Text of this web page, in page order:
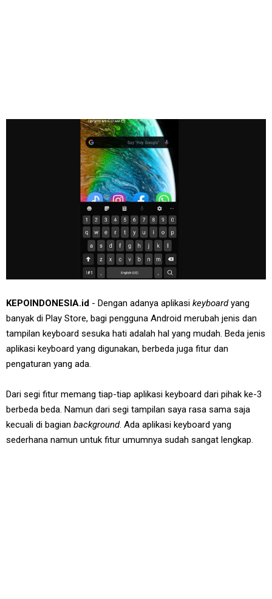
KEPOINDONESIA.id - Dengan adanya aplikasi keyboardyang
banyak di Play Store, bagi pengguna Android merubah jenis dan
tampilan keyboard sesuka hati adalah hal yang mudah. Beda jenis
aplikasi keyboard yang digunakan, berbeda juga fitur dan
pengaturan yang ada.
Dari segi fitur memang tiap-tiap aplikasi keyboard dari pihak ke-3
berbeda beda. Namun dari segi tampilan saya rasa sama saja
kecuali di bagian background. Ada aplikasi keyboard yang
sederhana namun untuk fitur umumnya sudah sangat lengkap.